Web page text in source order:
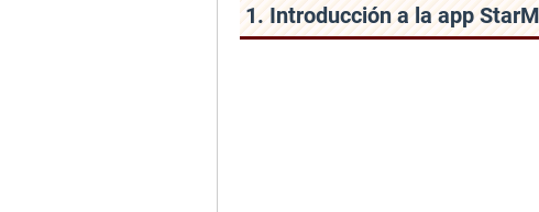
1. Introducción a la app